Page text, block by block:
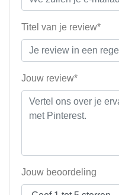
Titel van je review*
Jouw review*
Jouw beoordeling